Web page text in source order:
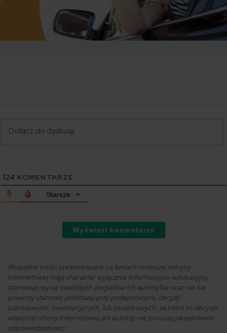
124 KOMENTARZE
Starsze
Wyświetl komentarze
Wszystkie treści prezentowane na łamach niniejszej witryny
internetowej mają charakter wyłącznie informacyjno-edukacyjny,
stanowiąc wyraz osobistych poglądów ich autora/ów oraz nie nie
powinny stanowić podstawy przy podejmowaniu decyzji
biznesowych, inwestycyjnych, lub podatkowych, za które to decyzje
właściciel strony internetowej ani autorzy nie ponoszą jakiejkolwiek
odpowiedzialności.